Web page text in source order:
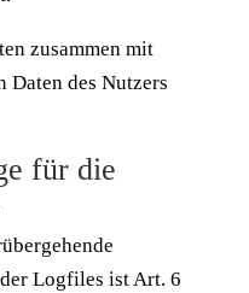
zusammen mit
Daten des Nutzers
für die
Logfiles ist Art. 6